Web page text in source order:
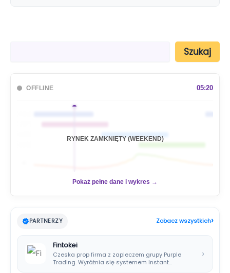
Szukaj
OFFLINE 05:20
RYNEK ZAMKNIĘTY (WEEKEND)
Pokaż pełne dane i wykres →
PARTNERZY Zobacz wszystkich›
Fintokei
Czeska prop firma z zapleczem grupy Purple
Trading. Wyróżnia się systemem Instant
›